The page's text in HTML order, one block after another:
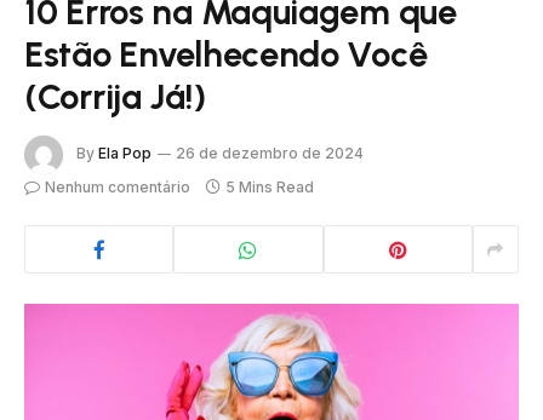
10 Erros na Maquiagem que
Estão Envelhecendo Você
(Corrija Já!)
By Ela Pop
26 de dezembro de 2024
Nenhum comentário
5 Mins Read